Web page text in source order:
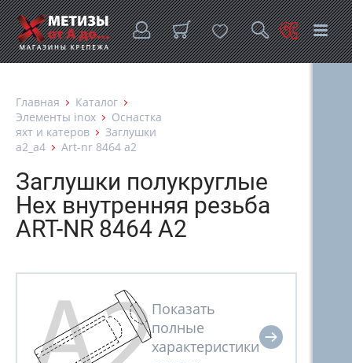
Главная
Каталог
Элементы inox
Оснастка
яхт и катеров
Заглушки
а2_а4
Art-nr 8464 a2
Заглушки полукруглые
Hex внутренняя резьба
ART-NR 8464 A2